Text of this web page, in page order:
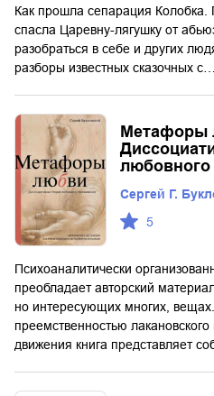
Как прошла сепарация Колобка.
спасла Царевну-лягушку от
разобраться в себе и других
разборы известных сказочных с…
Метафоры
любовного
Сергей Г.
5
Психоаналитически
преобладает авторский
но интересующих многих,
преемственностью лакановского
движения книга представляет